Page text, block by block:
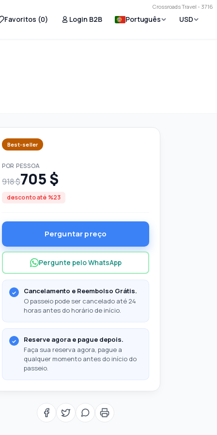
Crossroads Travel - 3716
Favoritos (0) Login B2B Português USD
Best-seller
POR PESSOA
918 $705 $
desconto até %23
Perguntar preço
Pergunte pelo WhatsApp
Cancelamento e Reembolso Grátis.
O passeio pode ser cancelado até 24
horas antes do horário de início.
Reserve agora e pague depois.
Faça sua reserva agora, pague a
qualquer momento antes do início do
passeio.